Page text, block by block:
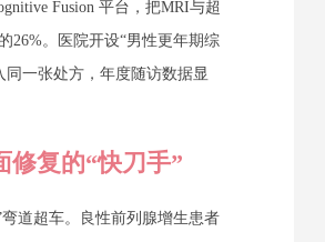
Fusion 平台，把MRI与超
26%。医院开设“男性更年期综
一张处方，年度随访数据显
复的“快刀手”
道超车。良性前列腺增生患者